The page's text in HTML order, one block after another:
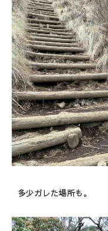
多少ガレた場所も。